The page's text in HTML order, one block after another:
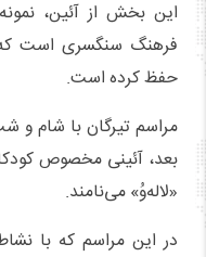
این بخش از آئین،
فرهنگ سنگسری است
حفظ کرده است.
مراسم تیرگان با شام و
بعد، آئینی مخصوص
«لاله‌وُ» می‌نامند.
در این مراسم که با